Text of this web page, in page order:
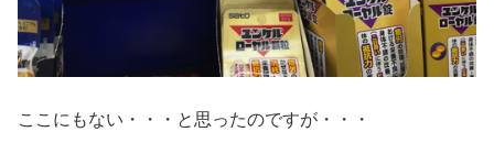
ここにもない・・・と思ったのですが・・・